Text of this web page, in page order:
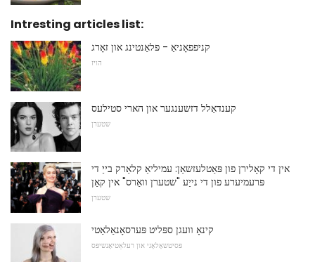
Intresting articles list:
קניפפאָניאַ - פּלאַנטינג און זאָרג
הויז
קענדאַלל דזשענגער און הארי סטילעס
שטערן
אין די קאָלירן פון פּאַטלעזשאַן: עמיליאַ קלאַרק בייַ די
פּרעמיערע פון ​​די נייַע "שטערן וואַרס" אין קאַן
שטערן
קינאָ וועגן ספּליט פּערסאָנאַלאַטי
פּסיטשאָלאָגי און רעלאַטיאָנשיפּס